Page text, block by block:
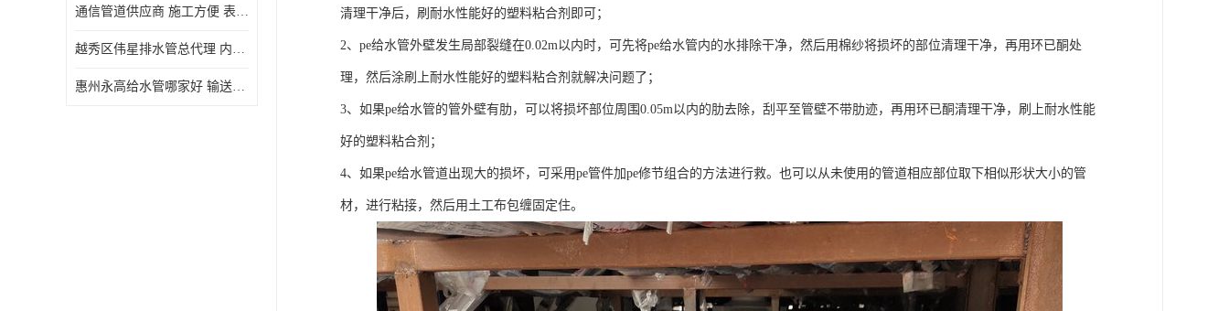
通信管道供应商 施工方便 表面电阻系数大
越秀区伟星排水管总代理 内部表面光滑 大功率 效率高
惠州永高给水管哪家好 输送能力强 方便施工和运输
清理干净后，刷耐水性能好的塑料粘合剂即可；
2、pe给水管外壁发生局部裂缝在0.02m以内时，可先将pe给水管内的水排除干净，然后用棉纱将损坏的部位清理干净，再用环已酮处
理，然后涂刷上耐水性能好的塑料粘合剂就解决问题了；
3、如果pe给水管的管外壁有肋，可以将损坏部位周围0.05m以内的肋去除，刮平至管壁不带肋迹，再用环已酮清理干净，刷上耐水性能
好的塑料粘合剂；
4、如果pe给水管道出现大的损坏，可采用pe管件加pe修节组合的方法进行救。也可以从未使用的管道相应部位取下相似形状大小的管
材，进行粘接，然后用土工布包缠固定住。